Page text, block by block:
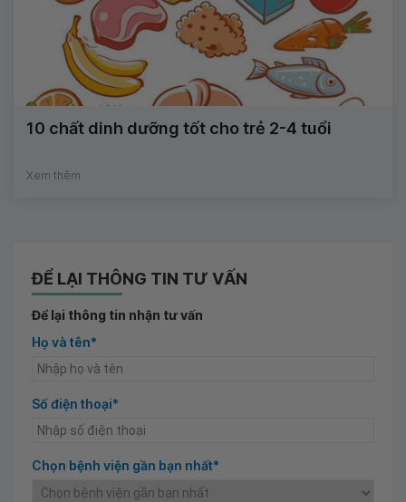
10 chất dinh dưỡng tốt cho trẻ 2-4 tuổi
Xem thêm
ĐỂ LẠI THÔNG TIN TƯ VẤN
Để lại thông tin nhận tư vấn
Họ và tên*
Số điện thoại*
Chọn bệnh viện gần bạn nhất*